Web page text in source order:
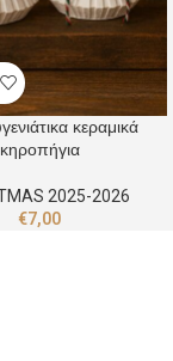
κεραμικά
κηροπήγια
2025-2026
€7,00